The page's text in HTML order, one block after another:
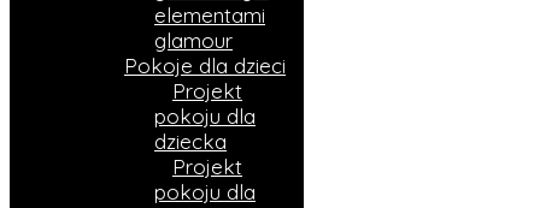
elementami
glamour
Pokoje dla dzieci
Projekt
pokoju dla
dziecka
Projekt
pokoju dla